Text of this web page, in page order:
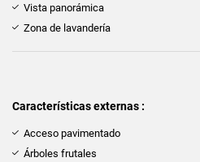
Vista panorámica
Zona de lavandería
Características externas :
Acceso pavimentado
Árboles frutales